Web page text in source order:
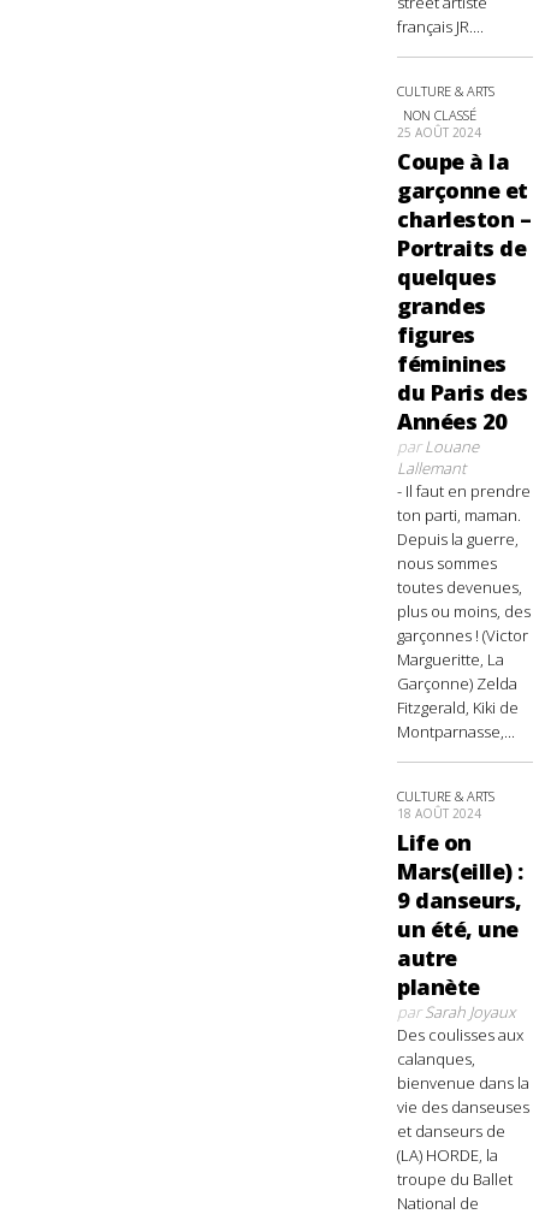
français JR....
CULTURE & ARTS
NON CLASSÉ
25 AOÛT 2024
Coupe à la
garçonne et
charleston –
Portraits de
quelques
grandes
figures
féminines
du Paris des
Années 20
parLouane
Lallemant
- Il faut en prendre
ton parti, maman.
Depuis la guerre,
nous sommes
toutes devenues,
plus ou moins, des
garçonnes ! (Victor
Margueritte, La
Garçonne) Zelda
Fitzgerald, Kiki de
Montparnasse,...
CULTURE & ARTS
18 AOÛT 2024
Life on
Mars(eille) :
9 danseurs,
un été, une
autre
planète
parSarah Joyaux
Des coulisses aux
calanques,
bienvenue dans la
vie des danseuses
et danseurs de
(LA) HORDE, la
troupe du Ballet
National de